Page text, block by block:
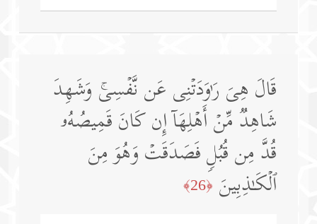
قَالَ هِیَ رَ ٰ⁠وَدَتۡنِی عَن نَّفۡسِیۚ وَشَهِدَ
شَاهِدࣱ مِّنۡ أَهۡلِهَاۤ إِن كَانَ قَمِیصُهُۥ
قُدَّ مِن قُبُلࣲ فَصَدَقَتۡ وَهُوَ مِنَ
ٱلۡكَـٰذِبِینَ ﴿26﴾